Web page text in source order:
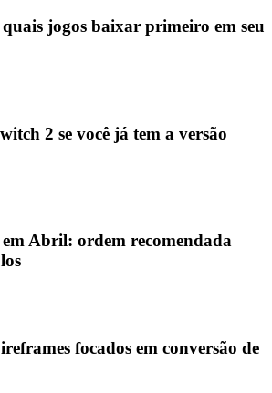
jogos baixar primeiro em seu
2 se você já tem a versão
Abril: ordem recomendada
focados em conversão de